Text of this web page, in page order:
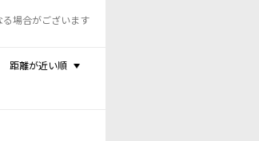
場合がございます
距離が近い順